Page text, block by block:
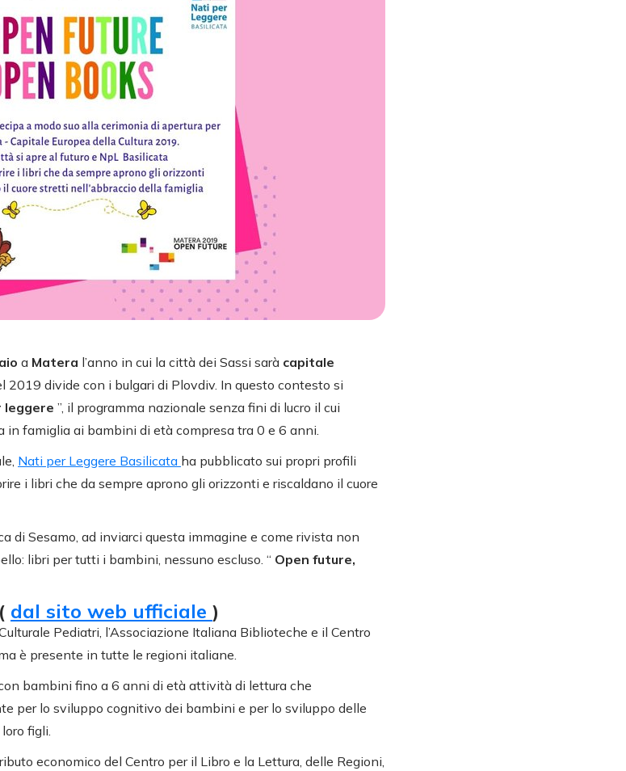
a Matera l’anno in cui la città dei Sassi sarà capitale
2019 divide con i bulgari di Plovdiv. In questo contesto si
leggere ”, il programma nazionale senza fini di lucro il cui
famiglia ai bambini di età compresa tra 0 e 6 anni.
Nati per Leggere Basilicata ha pubblicato sui propri profili
i libri che da sempre aprono gli orizzonti e riscaldano il cuore
di Sesamo, ad inviarci questa immagine e come rivista non
libri per tutti i bambini, nessuno escluso. “ Open future,
dal sito web ufficiale )
Pediatri, l’Associazione Italiana Biblioteche e il Centro
è presente in tutte le regioni italiane.
bambini fino a 6 anni di età attività di lettura che
per lo sviluppo cognitivo dei bambini e per lo sviluppo delle
figli.
economico del Centro per il Libro e la Lettura, delle Regioni,